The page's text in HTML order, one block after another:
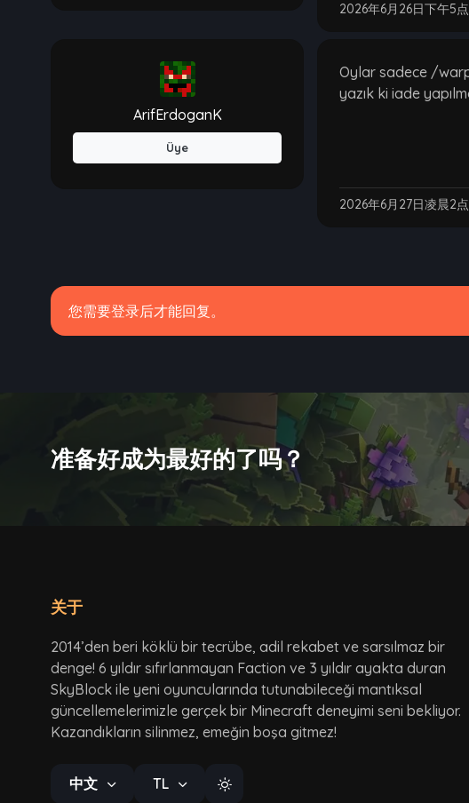
2026年6月26日下午5点
ArifErdoganK
Üye
Oylar sadece /
yazık ki iade
2026年6月27日凌晨2
您需要登录后才能回复。
准备好成为最好的了吗？
关于
2014’den beri köklü bir tecrübe, adil rekabet ve sarsılmaz bir
denge! 6 yıldır sıfırlanmayan Faction ve 3 yıldır ayakta duran
SkyBlock ile yeni oyuncularında tutunabileceği mantıksal
güncellemelerimizle gerçek bir Minecraft deneyimi seni bekliyor.
Kazandıkların silinmez, emeğin boşa gitmez!
中文 TL